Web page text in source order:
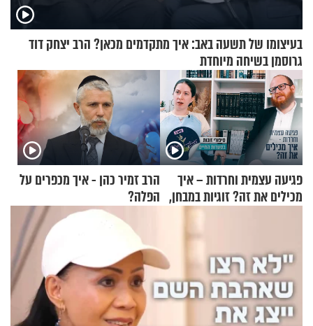
בעיצומו של תשעה באב: איך מתקדמים מכאן? הרב יצחק דוד
גרוסמן בשיחה מיוחדת
פגיעה עצמית וחרדות – איך
מכילים את זה? זוגיות במבחן,
הפעם עם יהודית ואלתר כהן
הרב זמיר כהן - איך מכפרים על
הפלה?